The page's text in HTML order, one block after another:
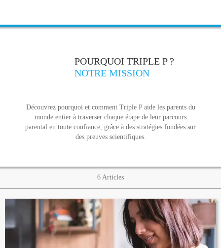
POURQUOI TRIPLE P ?
NOTRE MISSION
Découvrez pourquoi et comment Triple P aide les parents du
monde entier à traverser chaque étape de leur parcours
parental en toute confiance, grâce à des stratégies fondées sur
des preuves scientifiques.
6 Articles